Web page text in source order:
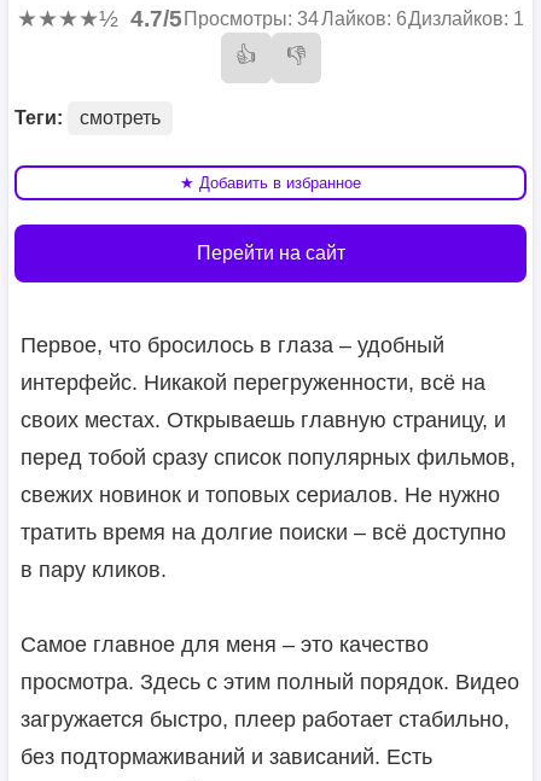
★★★★½ 4.7/5 Просмотры: 34Лайков: 6Дизлайков: 1
👍 👎
Теги: смотреть
★ Добавить в избранное
Перейти на сайт
Первое, что бросилось в глаза – удобный
интерфейс. Никакой перегруженности, всё на
своих местах. Открываешь главную страницу, и
перед тобой сразу список популярных фильмов,
свежих новинок и топовых сериалов. Не нужно
тратить время на долгие поиски – всё доступно
в пару кликов.
Самое главное для меня – это качество
просмотра. Здесь с этим полный порядок. Видео
загружается быстро, плеер работает стабильно,
без подтормаживаний и зависаний. Есть